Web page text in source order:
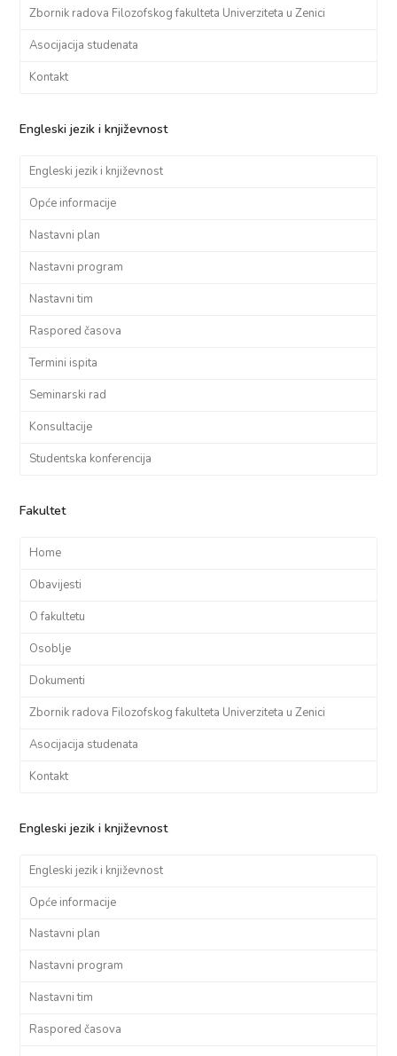
Zbornik radova Filozofskog fakulteta Univerziteta u Zenici
Asocijacija studenata
Kontakt
Engleski jezik i književnost
Engleski jezik i književnost
Opće informacije
Nastavni plan
Nastavni program
Nastavni tim
Raspored časova
Termini ispita
Seminarski rad
Konsultacije
Studentska konferencija
Fakultet
Home
Obavijesti
O fakultetu
Osoblje
Dokumenti
Zbornik radova Filozofskog fakulteta Univerziteta u Zenici
Asocijacija studenata
Kontakt
Engleski jezik i književnost
Engleski jezik i književnost
Opće informacije
Nastavni plan
Nastavni program
Nastavni tim
Raspored časova